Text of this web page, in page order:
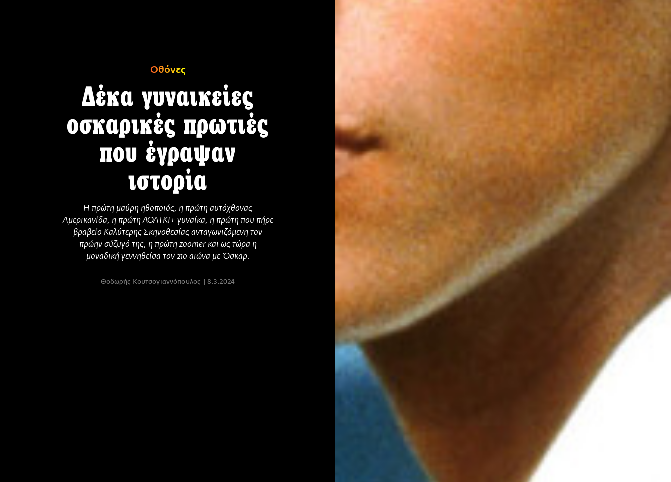
Οθόνες
Δέκα γυναικείες
οσκαρικές πρωτιές
που έγραψαν
ιστορία
Η πρώτη μαύρη ηθοποιός, η πρώτη αυτόχθονας
Αμερικανίδα, η πρώτη ΛΟΑΤΚΙ+ γυναίκα, η πρώτη που πήρε
βραβείο Καλύτερης Σκηνοθεσίας ανταγωνιζόμενη τον
πρώην σύζυγό της, η πρώτη zoomer και ως τώρα η
μοναδική γεννηθείσα τον 21ο αιώνα με Όσκαρ.
Θοδωρής Κουτσογιαννόπουλος 8.3.2024